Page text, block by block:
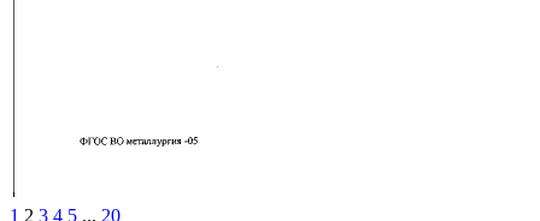
1 2 3 4 5 ... 20